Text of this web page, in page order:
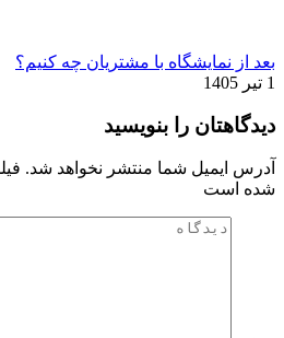
بعد از نمایشگاه با مشتریان چه کنیم؟
1 تیر 1405
دیدگاهتان را بنویسید
آدرس ایمیل شما منتشر نخواهد شد.
شده است